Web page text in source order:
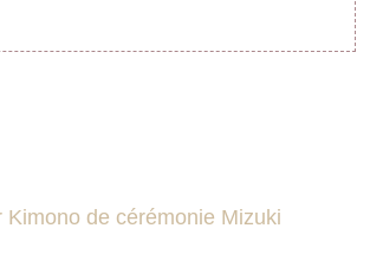
Kimono de cérémonie Mizuki